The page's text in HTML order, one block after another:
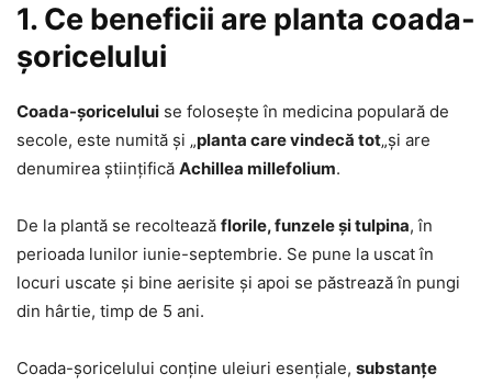
1. Ce beneficii are planta coada-
șoricelului
Coada-șoricelului se folosește în medicina populară de
secole, este numită și „planta care vindecă tot„și are
denumirea științifică Achillea millefolium.
De la plantă se recoltează florile, funzele și tulpina, în
perioada lunilor iunie-septembrie. Se pune la uscat în
locuri uscate și bine aerisite și apoi se păstrează în pungi
din hârtie, timp de 5 ani.
Coada-șoricelului conține uleiuri esențiale, substanțe